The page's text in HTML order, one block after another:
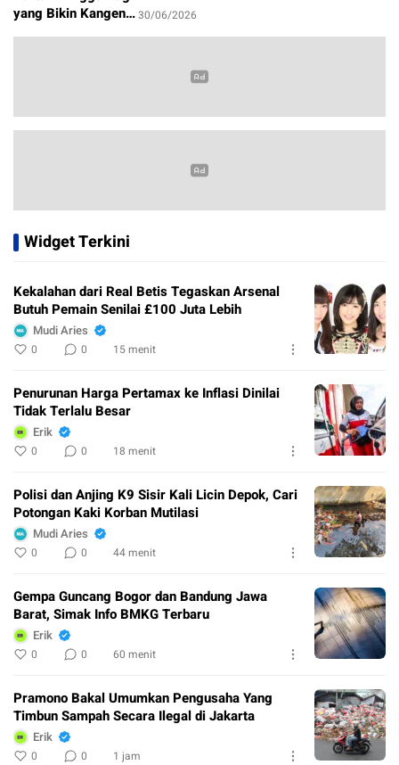
yang Bikin Kangen
1/07/2026
Sambut Piala Dunia
30/06/2026
Widget Terkini
Kekalahan dari Real Betis Tegaskan Arsenal
Butuh Pemain Senilai £100 Juta Lebih
Mudi Aries
0 0 15 menit
Penurunan Harga Pertamax ke Inflasi Dinilai
Tidak Terlalu Besar
Erik
0 0 18 menit
Polisi dan Anjing K9 Sisir Kali Licin Depok, Cari
Potongan Kaki Korban Mutilasi
Mudi Aries
0 0 44 menit
Gempa Guncang Bogor dan Bandung Jawa
Barat, Simak Info BMKG Terbaru
Erik
0 0 60 menit
Pramono Bakal Umumkan Pengusaha Yang
Timbun Sampah Secara Ilegal di Jakarta
Erik
0 0 1 jam